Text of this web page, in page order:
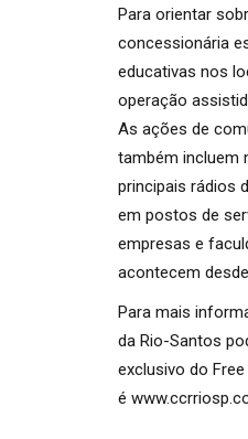
Para orientar
concessionária
educativas nos
operação
As ações de
também incluem
principais rádios
em postos de
empresas e
acontecem
Para mais
da Rio-Santos
exclusivo do
é